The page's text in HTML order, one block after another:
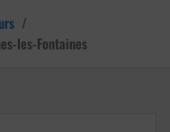
/
les-Fontaines